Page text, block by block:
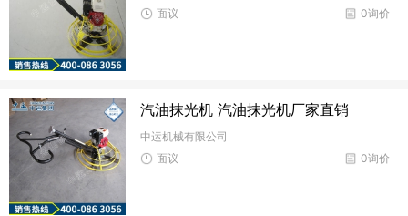
0询价
面议
汽油抹光机 汽油抹光机厂家直销
中运机械有限公司
0询价
面议